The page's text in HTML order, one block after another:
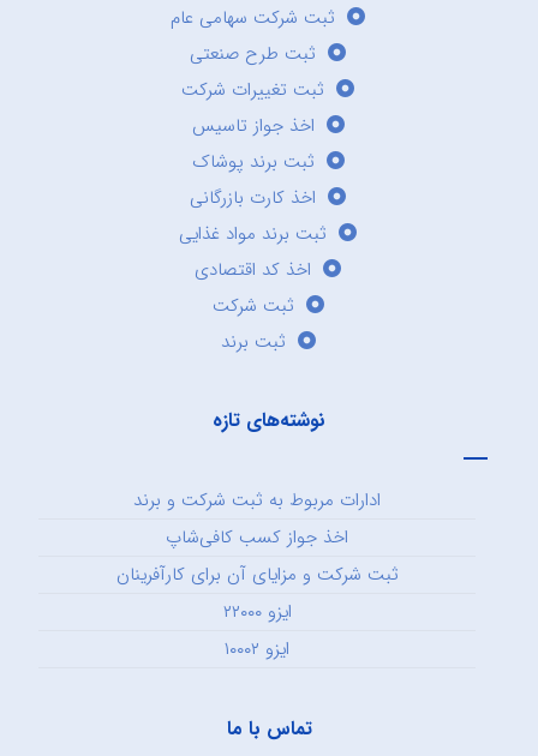
ثبت شرکت سهامی عام
ثبت طرح صنعتی
ثبت تغییرات شرکت
اخذ جواز تاسیس
ثبت برند پوشاک
اخذ کارت بازرگانی
ثبت برند مواد غذایی
اخذ کد اقتصادی
ثبت شرکت
ثبت برند
نوشته‌های تازه
ادارات مربوط به ثبت شرکت و برند
اخذ جواز کسب کافی‌شاپ
ثبت شرکت و مزایای آن برای کارآفرینان
ایزو ۲۲۰۰۰
ایزو ۱۰۰۰۲
تماس با ما